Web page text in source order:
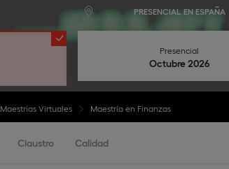
PRESENCIAL EN ESPAÑA
Presencial
octubre 2026
Maestrías Virtuales Maestría en Finanzas
Claustro Calidad